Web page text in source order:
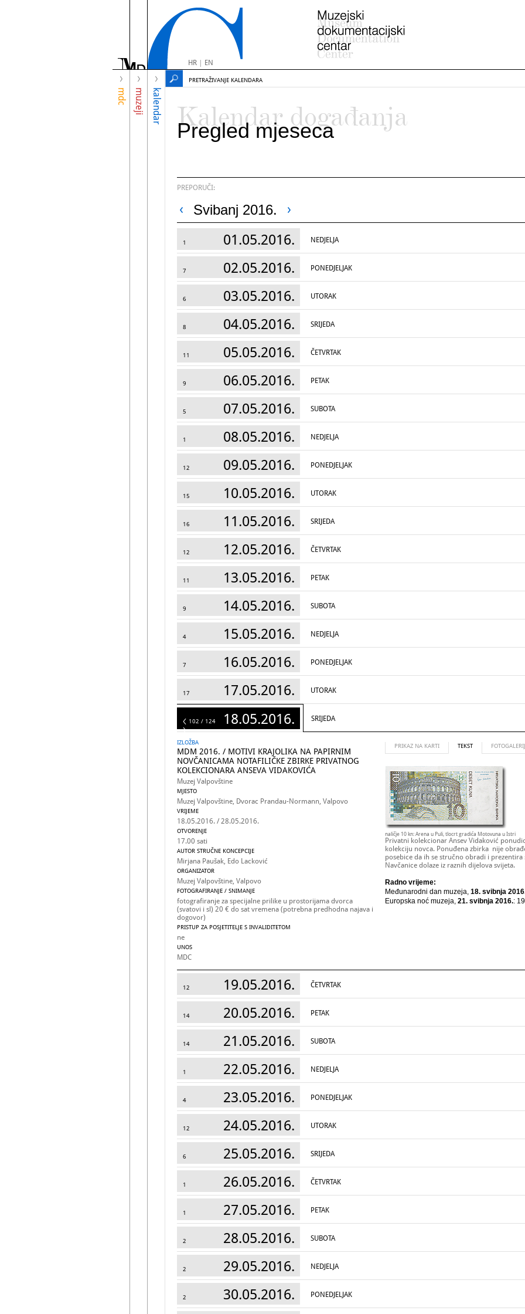
HR| EN
mdc muzeji kalendar
PRETRAŽIVANJE KALENDARA
Kalendar događanja
Pregled mjeseca
PREPORUČI:
Svibanj 2016.
1 01.05.2016. NEDJELJA
7 02.05.2016. PONEDJELJAK
6 03.05.2016. UTORAK
8 04.05.2016. SRIJEDA
11 05.05.2016. ČETVRTAK
9 06.05.2016. PETAK
5 07.05.2016. SUBOTA
1 08.05.2016. NEDJELJA
12 09.05.2016. PONEDJELJAK
15 10.05.2016. UTORAK
16 11.05.2016. SRIJEDA
12 12.05.2016. ČETVRTAK
11 13.05.2016. PETAK
9 14.05.2016. SUBOTA
4 15.05.2016. NEDJELJA
7 16.05.2016. PONEDJELJAK
17 17.05.2016. UTORAK
124 18.05.2016. SRIJEDA
102 / 124
IZLOŽBA
MDM 2016. / MOTIVI KRAJOLIKA NA PAPIRNIM
NOVČANICAMA NOTAFILIČKE ZBIRKE PRIVATNOG
KOLEKCIONARA ANSEVA VIDAKOVIĆA
Muzej Valpovštine
MJESTO
Muzej Valpovštine, Dvorac Prandau-Normann, Valpovo
VRIJEME
18.05.2016. / 28.05.2016.
OTVORENJE
17.00 sati
AUTOR STRUČNE KONCEPCIJE
Mirjana Paušak, Edo Lacković
ORGANIZATOR
Muzej Valpovštine, Valpovo
FOTOGRAFIRANJE / SNIMANJE
fotografiranje za specijalne prilike u prostorijama dvorca
(svatovi i sl) 20 € do sat vremena (potrebna predhodna najava i
dogovor)
PRISTUP ZA POSJETITELJE S INVALIDITETOM
ne
UNOS
MDC
PRIKAZ NA KARTI TEKST
naličje 10 kn: Arena u Puli, tlocrt gradića Motovuna u Istri
Privatni kolekcionar Ansev Vidaković
kolekciju novca. Ponuđena zbirka nije
posebice da ih se stručno obradi i
Navčanice dolaze iz raznih dijelova svijeta.
Radno vrijeme:
Međunarodni dan muzeja, 18. svibnja
Europska noć muzeja, 21. svibnja 2016.:
12 19.05.2016. ČETVRTAK
14 20.05.2016. PETAK
14 21.05.2016. SUBOTA
1 22.05.2016. NEDJELJA
4 23.05.2016. PONEDJELJAK
12 24.05.2016. UTORAK
6 25.05.2016. SRIJEDA
1 26.05.2016. ČETVRTAK
1 27.05.2016. PETAK
2 28.05.2016. SUBOTA
2 29.05.2016. NEDJELJA
2 30.05.2016. PONEDJELJAK